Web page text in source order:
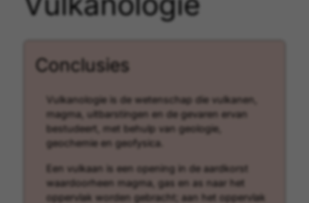
Conclusies
Vulkanologie is de wetenschap die vulkanen,
magma, uitbarstingen en de gevaren ervan
bestudeert, met behulp van geologie,
geochemie en geofysica.
Een vulkaan is een opening in de aardkorst
waardoorheen magma, gas en as naar het
oppervlak worden gebracht; aan het oppervlak